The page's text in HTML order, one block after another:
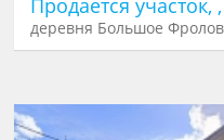
Продается участок,
деревня Большое